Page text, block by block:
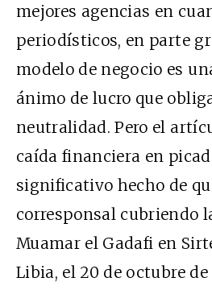
mejores agencias en
periodísticos, en parte
modelo de negocio es
ánimo de lucro que
neutralidad. Pero el
caída financiera en
significativo hecho de
corresponsal cubriendo
Muamar el Gadafi en
Libia, el 20 de octubre